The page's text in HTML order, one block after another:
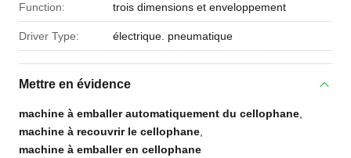
Function: trois dimensions et enveloppement
Driver Type: électrique. pneumatique
Mettre en évidence
machine à emballer automatiquement du cellophane
machine à recouvrir le cellophane
machine à emballer en cellophane